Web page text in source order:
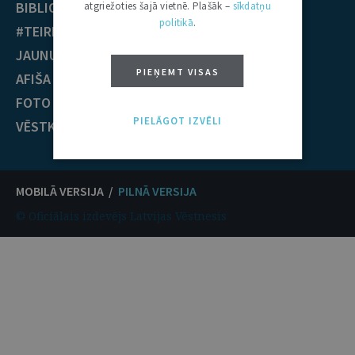
BIBLIOTĒKA
#TEIRDARBS
JAUNUMI
AFIŠA
FOTO / VIDEO
VĒSTKOPA
Krimināltiesības
TIESĪBU PRAKSE
EST nolēmumi
ECT nolēmumi
MOBILĀ VERSIJA / PILNĀ VERSIJA
© Oficiālais izdevējs Latvijas Vēstnesis
atgriežoties šajā vietnē. Plašāk – sīkdatņu
politikā.
PIEŅEMT VISAS
PIELĀGOT IZVĒLI